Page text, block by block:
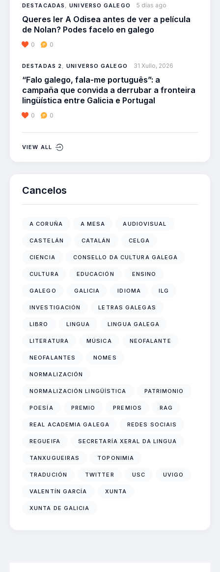
DESTACADAS ,UNIVERSO GALEGO 5 días ago
Queres ler A Odisea antes de ver a película
de Nolan? Podes facelo en galego
0 0
DESTADAS 2,UNIVERSO GALEGO 31 Xullo, 2026
“Falo galego, fala-me português”: a
campaña que convida a derrubar a fronteira
lingüística entre Galicia e Portugal
0 0
VIEW ALL
Cancelos
A CORUÑA A MESA AUDIOVISUAL
CASTELÁN CATALÁN CELGA
CIENCIA CONSELLO DA CULTURA GALEGA
CULTURA EDUCACIÓN ENSINO
GALEGO GALICIA IDIOMA ILG
INVESTIGACIÓN LETRAS GALEGAS
LIBRO LINGUA LINGUA GALEGA
LITERATURA MÚSICA NEOFALANTE
NEOFALANTES NOMES
NORMALIZACIÓN
NORMALIZACIÓN LINGÜÍSTICA PATRIMONIO
POESÍA PREMIO PREMIOS RAG
REAL ACADEMIA GALEGA REDES SOCIAIS
REGUEIFA SECRETARÍA XERAL DA LINGUA
TANXUGUEIRAS TOPONIMIA
TRADUCIÓN TWITTER USC UVIGO
VALENTÍN GARCÍA XUNTA
XUNTA DE GALICIA